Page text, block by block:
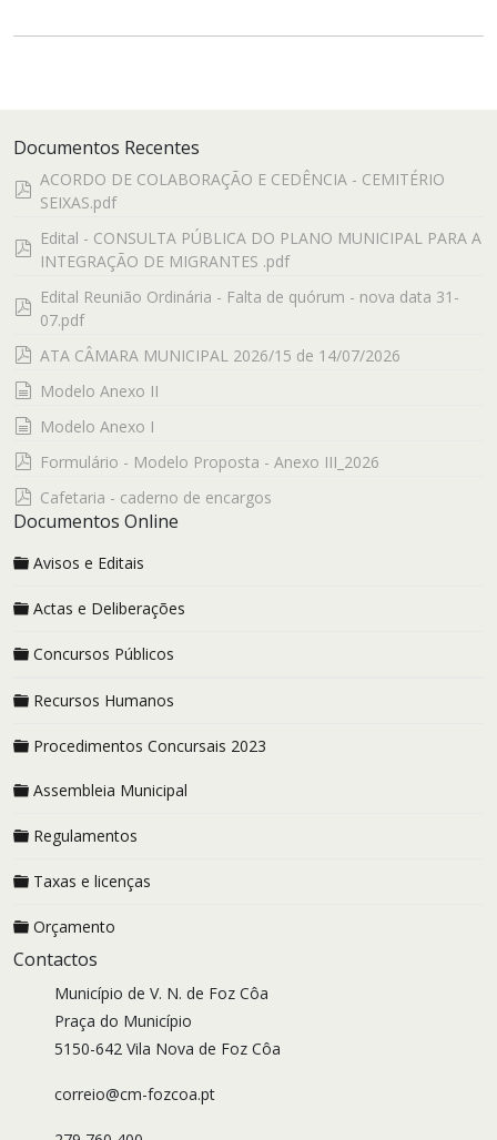
Documentos Recentes
pdf
ACORDO DE COLABORAÇÃO E CEDÊNCIA - CEMITÉRIO
SEIXAS.pdf
pdf
Edital - CONSULTA PÚBLICA DO PLANO MUNICIPAL PARA A
INTEGRAÇÃO DE MIGRANTES .pdf
pdf
Edital Reunião Ordinária - Falta de quórum - nova data 31-
07.pdf
pdf
ATA CÂMARA MUNICIPAL 2026/15 de 14/07/2026
documento
Modelo Anexo II
documento
Modelo Anexo I
pdf
Formulário - Modelo Proposta - Anexo III_2026
pdf
Cafetaria - caderno de encargos
Documentos Online
Avisos e Editais
Actas e Deliberações
Concursos Públicos
Recursos Humanos
Procedimentos Concursais 2023
Assembleia Municipal
Regulamentos
Taxas e licenças
Orçamento
Contactos
Município de V. N. de Foz Côa
Praça do Município
5150-642 Vila Nova de Foz Côa
correio@cm-fozcoa.pt